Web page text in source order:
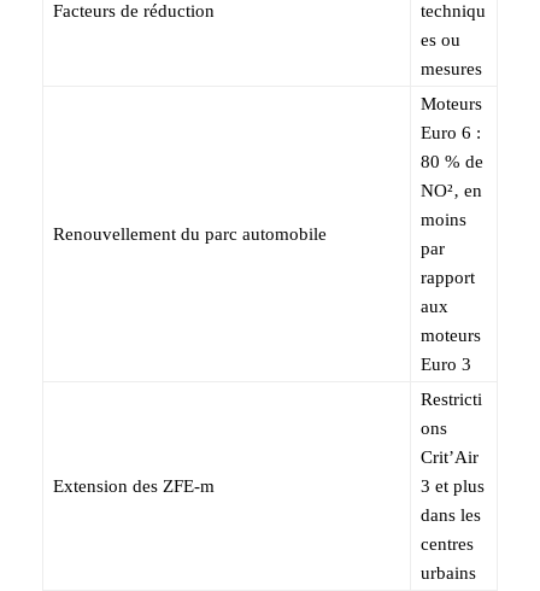
Facteurs de réduction
techniqu
es ou
mesures
Renouvellement du parc automobile
Moteurs
Euro 6 :
80 % de
NO²‚ en
moins
par
rapport
aux
moteurs
Euro 3
Extension des ZFE-m
Restricti
ons
Crit’Air
3 et plus
dans les
centres
urbains